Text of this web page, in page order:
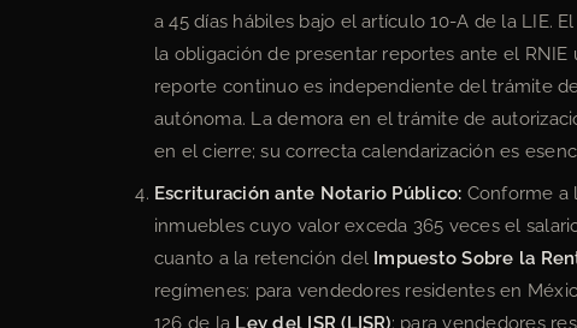
a 45 días hábiles bajo el artículo 10-A de la LIE.
la obligación de presentar reportes ante el
reporte continuo es independiente del trámite
autónoma. La demora en el trámite de
en el cierre; su correcta calendarización es
Escrituración ante Notario Público: Conforme a
inmuebles cuyo valor exceda 365 veces el
cuanto a la retención del Impuesto Sobre la
regímenes: para vendedores residentes en
126 de la Ley del ISR (LISR); para vendedores